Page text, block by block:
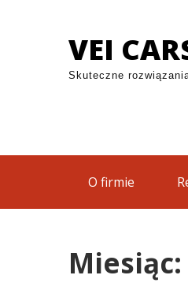
zielińskiej – jak
VEI
Skuteczne
O firmie
Miesiąc: